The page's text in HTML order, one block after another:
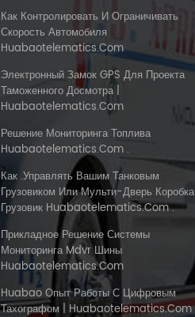
Как Контролировать И Ограничивать
Скорость Автомобиля
Huabaotelematics.com
Электронный Замок GPS Для Проекта
Таможенного Досмотра |
Huabaotelematics.com
Решение Мониторинга Топлива
Huabaotelematics.com .
Как .управлять Вашим Танковым
Грузовиком Или Мульти-Дверь Коробка
Грузовик Huabaotelematics.com .
Прикладное Решение Системы
Мониторинга Mdvr Шины
Huabaotelematics.com
Huabao Опыт Работы С Цифровым
Тахографом | Huabaotelematics.com